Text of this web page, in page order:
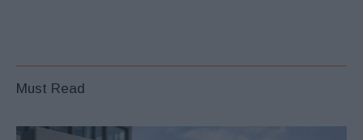
Must Read